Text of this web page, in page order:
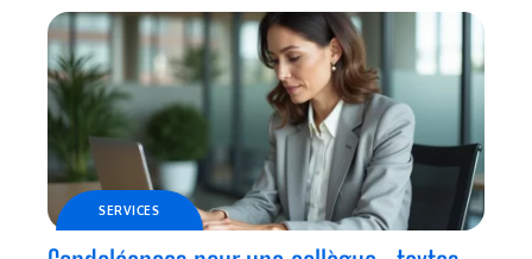
SERVICES